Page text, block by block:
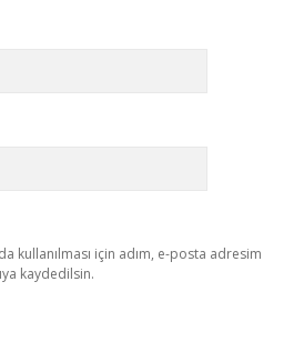
kullanılması için adım, e-posta adresim
kaydedilsin.